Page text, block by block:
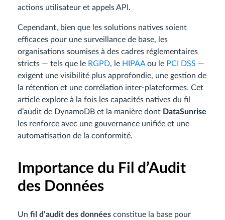
actions utilisateur et appels API.
Cependant, bien que les solutions natives soient
efficaces pour une surveillance de base, les
organisations soumises à des cadres réglementaires
stricts — tels que le RGPD, le HIPAAou le PCI DSS —
exigent une visibilité plus approfondie, une gestion de
la rétention et une corrélation inter-plateformes. Cet
article explore à la fois les capacités natives du fil
d’audit de DynamoDB et la manière dont DataSunrise
les renforce avec une gouvernance unifiée et une
automatisation de la conformité.
Importance du Fil d’Audit
des Données
Un fil d’audit des données constitue la base pour